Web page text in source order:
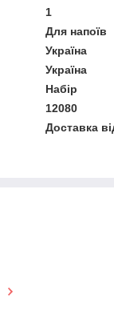
1
Для напоїв
Україна
Україна
Набір
12080
Доставка